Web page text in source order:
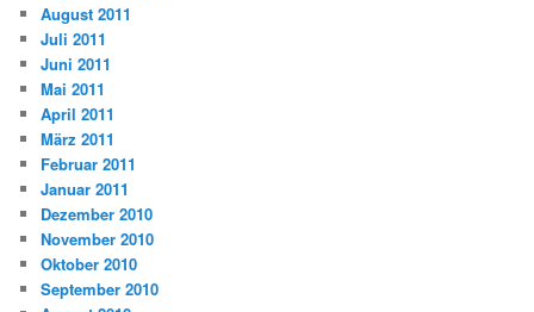
August 2011
Juli 2011
Juni 2011
Mai 2011
April 2011
März 2011
Februar 2011
Januar 2011
Dezember 2010
November 2010
Oktober 2010
September 2010